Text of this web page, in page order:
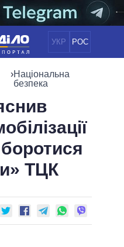
УКР РОС
СУСПІЛЬСТВО
СВІТ
ПОЛІТИКІВ
›Національна
безпека
ТЦК